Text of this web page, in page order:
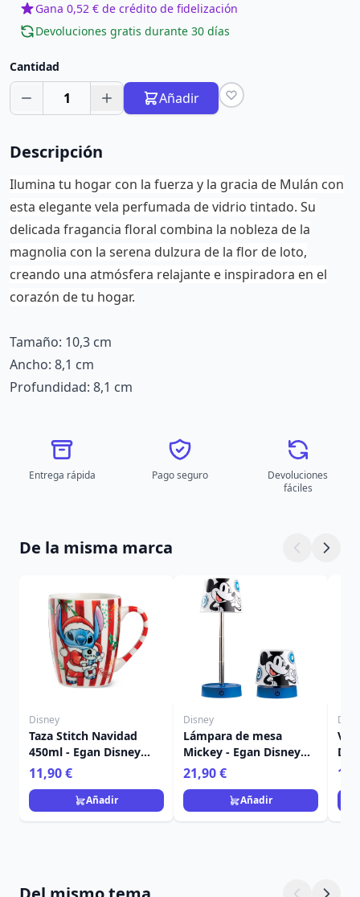
Gana 0,52 € de crédito de fidelización
Devoluciones gratis durante 30 días
Cantidad
1 Añadir
Descripción
Ilumina tu hogar con la fuerza y ​​la gracia de Mulán con
esta elegante vela perfumada de vidrio tintado. Su
delicada fragancia floral combina la nobleza de la
magnolia con la serena dulzura de la flor de loto,
creando una atmósfera relajante e inspiradora en el
corazón de tu hogar.
Tamaño: 10,3 cm
Ancho: 8,1 cm
Profundidad: 8,1 cm
Entrega rápida Pago seguro
Devoluciones
fáciles
De la misma marca
Disney
Taza Stitch Navidad
450ml - Egan Disney
Home
11,90 €
Añadir
Disney
Lámpara de mesa
Mickey - Egan Disney
Home
21,90 €
Añadir